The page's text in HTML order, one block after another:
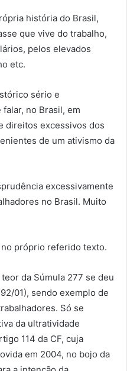
história do Brasil,
que vive do trabalho,
pelos elevados
etc.
sério e
no Brasil, em
direitos excessivos dos
de um ativismo da
excessivamente
no Brasil. Muito
próprio referido texto.
da Súmula 277 se deu
01), sendo exemplo de
Só se
da ultratividade
114 da CF, cuja
em 2004, no bojo da